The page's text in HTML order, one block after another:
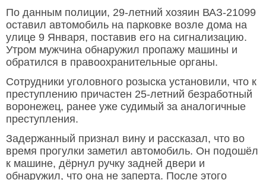
По данным полиции, 29-летний хозяин ВАЗ-21099
оставил автомобиль на парковке возле дома на
улице 9 Января, поставив его на сигнализацию.
Утром мужчина обнаружил пропажу машины и
обратился в правоохранительные органы.
Сотрудники уголовного розыска установили, что к
преступлению причастен 25-летний безработный
воронежец, ранее уже судимый за аналогичные
преступления.
Задержанный признал вину и рассказал, что во
время прогулки заметил автомобиль. Он подошёл
к машине, дёрнул ручку задней двери и
обнаружил, что она не заперта. После этого